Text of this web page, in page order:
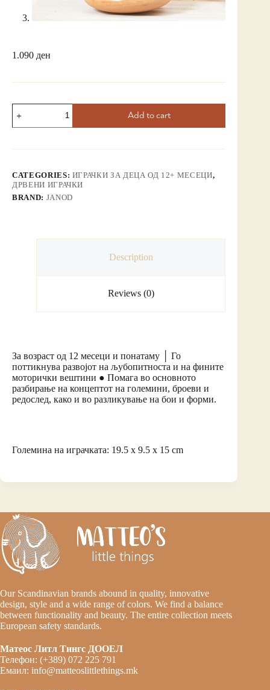
1.090 ден
Add to cart
CATEGORIES: ИГРАЧКИ ЗА ДЕЦА ОД 12+ МЕСЕЦИ,
ДРВЕНИ ИГРАЧКИ
BRAND: JANOD
Description
Reviews (0)
За возраст од 12 месеци и понатаму │ Го
поттикнува развојот на љубопитноста и на фините
моторички вештини ● Помага во основното
разбирање на концептот на големини, броеви и
редослед, како и во разликување на бои и форми.
Големина на играчката: 19.5 x 9.5 x 15 cm
Our Scandinavian brands abound in quality, innovative
design, style and a wide range of colors. We find a balance
between functionality and beauty. The entire collection meets
European safety standards.
Матеос Литл Тингс ДООЕЛ
Телефон: (+389) 072 225 791
Емаил: info@matteoslittlethings.mk